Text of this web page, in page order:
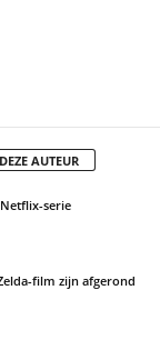
AUTEUR
serie
film zijn afgerond